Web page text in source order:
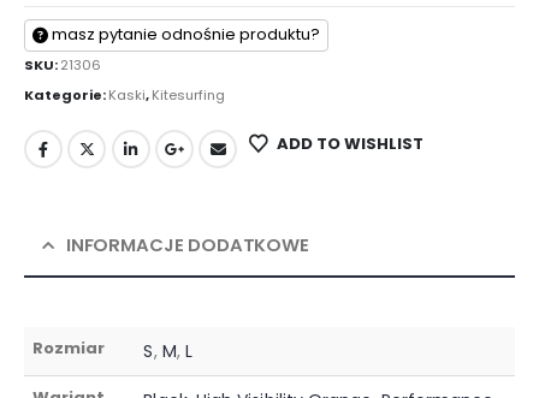
masz pytanie odnośnie produktu?
SKU:21306
Kategorie:Kaski,Kitesurfing
ADD TO WISHLIST
INFORMACJE DODATKOWE
Rozmiar S, M, L